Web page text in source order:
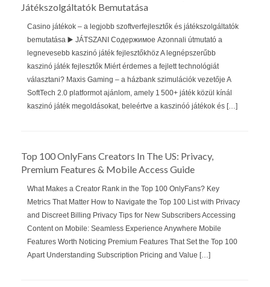
Játékszolgáltatók Bemutatása
Casino játékok – a legjobb szoftverfejlesztők és játékszolgáltatók
bemutatása ▶️ JÁTSZANI Содержимое Azonnali útmutató a
legnevesebb kaszinó játék fejlesztőkhöz A legnépszerűbb
kaszinó játék fejlesztők Miért érdemes a fejlett technológiát
választani? Maxis Gaming – a házbank szimulációk vezetője A
SoftTech 2.0 platformot ajánlom, amely 1 500+ játék közül kínál
kaszinó játék megoldásokat, beleértve a kaszinóó játékok és […]
Top 100 OnlyFans Creators In The US: Privacy,
Premium Features & Mobile Access Guide
What Makes a Creator Rank in the Top 100 OnlyFans? Key
Metrics That Matter How to Navigate the Top 100 List with Privacy
and Discreet Billing Privacy Tips for New Subscribers Accessing
Content on Mobile: Seamless Experience Anywhere Mobile
Features Worth Noticing Premium Features That Set the Top 100
Apart Understanding Subscription Pricing and Value […]